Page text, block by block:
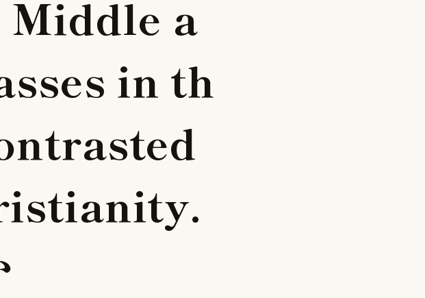
Middle a
sses in th
ntrasted
istianity.